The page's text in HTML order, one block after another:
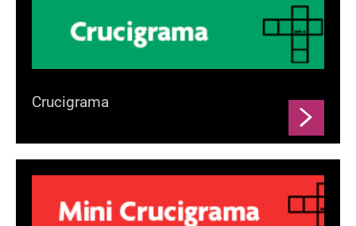
Crucigrama